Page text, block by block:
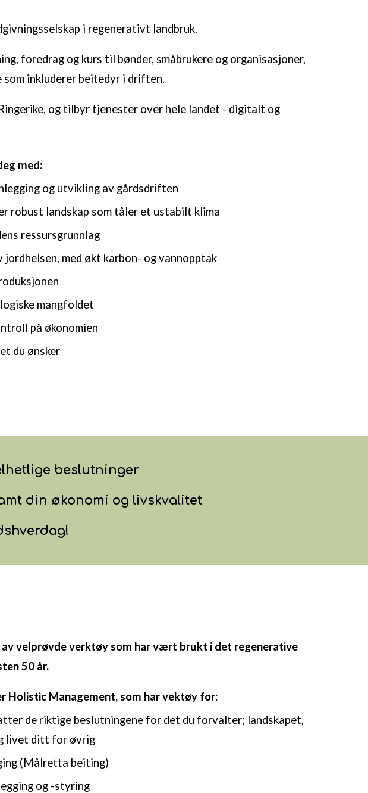
i regenerativt landbruk.
, foredrag og kurs til bønder, småbrukere og organisasjoner,
som inkluderer beitedyr i driften.
og tilbyr tjenester over hele landet - digitalt og
med:
og utvikling av gårdsdriften
robust landskap som tåler et ustabilt klima
ressursgrunnlag
jordhelsen, med økt karbon- og vannopptak
mangfoldet
på økonomien
du ønsker
beslutninger
din økonomi og livskvalitet
velprøvde verktøy som har vært brukt i det regenerative
50 år.
Holistic Management, som har vektøy for:
de riktige beslutningene for det du forvalter; landskapet,
livet ditt for øvrig
(Målretta beiting)
og -styring